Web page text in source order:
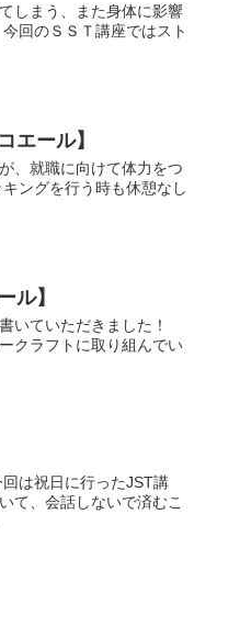
しまう、また身体に影響
回のＳＳＴ講座ではスト
エール】
、就職に向けて体力をつ
ングを行う時も休憩なし
ル】
いていただきました！
クラフトに取り組んでい
は祝日に行ったJST講
て、会話しないで済むこ